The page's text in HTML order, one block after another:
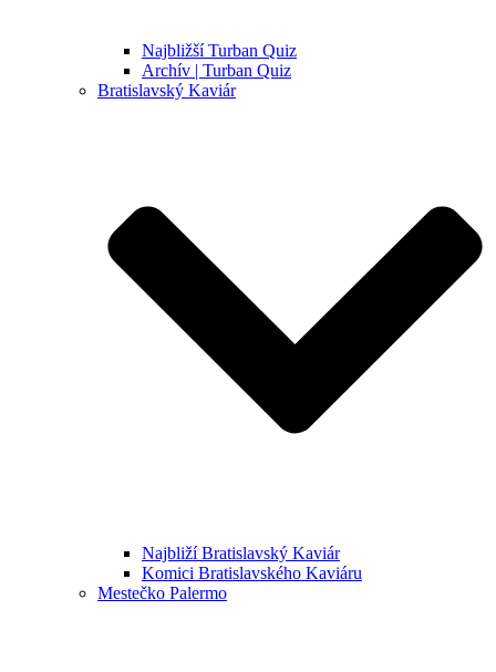
Najbližší Turban Quiz
Archív | Turban Quiz
Bratislavský Kaviár
Najbliží Bratislavský Kaviár
Komici Bratislavského Kaviáru
Mestečko Palermo